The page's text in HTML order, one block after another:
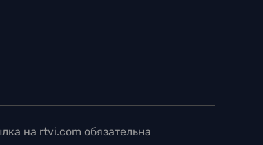
на rtvi.com обязательна